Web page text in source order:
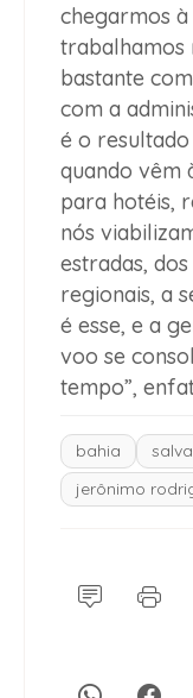
chegarmos
trabalhamos
bastante
com a
é o resultado
quando vêm
para hotéis,
nós
estradas,
regionais, a
é esse, e a
voo se
tempo”,
bahia
jerônimo